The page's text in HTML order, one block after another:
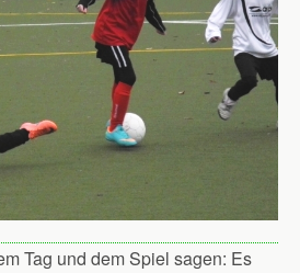
Tag und dem Spiel sagen: Es